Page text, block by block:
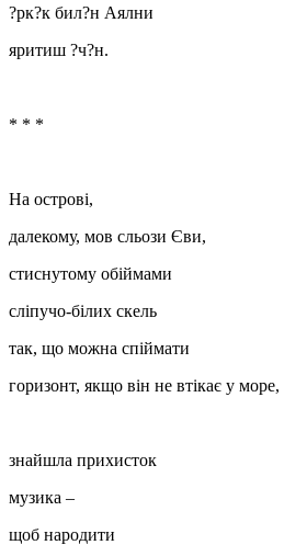
?рк?к бил?н Аялни
яритиш ?ч?н.
* * *
На острові,
далекому, мов сльози Єви,
стиснутому обіймами
сліпучо-білих скель
так, що можна спіймати
горизонт, якщо він не втікає у море,
знайшла прихисток
музика –
щоб народити